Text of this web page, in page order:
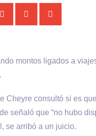
montos ligados a
Cheyre consultó si es
señaló que “no hubo
se arribó a un juicio.